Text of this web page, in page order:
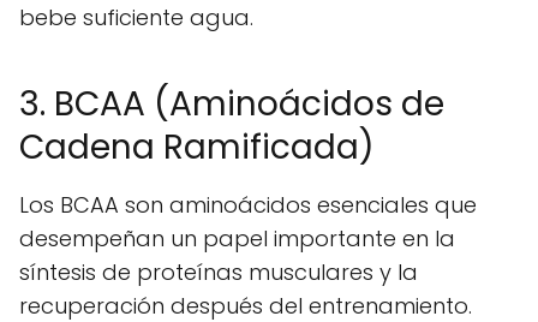
bebe suficiente agua.
3. BCAA (Aminoácidos de
Cadena Ramificada)
Los BCAA son aminoácidos esenciales que
desempeñan un papel importante en la
síntesis de proteínas musculares y la
recuperación después del entrenamiento.